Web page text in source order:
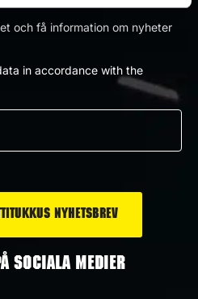
och få information om nyheter
in accordance with the
SOCIALA MEDIER